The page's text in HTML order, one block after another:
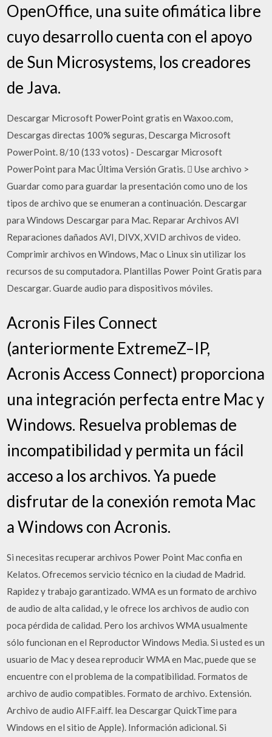
OpenOffice, una suite ofimática libre
cuyo desarrollo cuenta con el apoyo
de Sun Microsystems, los creadores
de Java.
Descargar Microsoft PowerPoint gratis en Waxoo.com,
Descargas directas 100% seguras, Descarga Microsoft
PowerPoint. 8/10 (133 votos) - Descargar Microsoft
PowerPoint para Mac Última Versión Gratis.  Use archivo >
Guardar como para guardar la presentación como uno de los
tipos de archivo que se enumeran a continuación. Descargar
para Windows Descargar para Mac. Reparar Archivos AVI
Reparaciones dañados AVI, DIVX, XVID archivos de video.
Comprimir archivos en Windows, Mac o Linux sin utilizar los
recursos de su computadora. Plantillas Power Point Gratis para
Descargar. Guarde audio para dispositivos móviles.
Acronis Files Connect
(anteriormente ExtremeZ–IP,
Acronis Access Connect) proporciona
una integración perfecta entre Mac y
Windows. Resuelva problemas de
incompatibilidad y permita un fácil
acceso a los archivos. Ya puede
disfrutar de la conexión remota Mac
a Windows con Acronis.
Si necesitas recuperar archivos Power Point Mac confia en
Kelatos. Ofrecemos servicio técnico en la ciudad de Madrid.
Rapidez y trabajo garantizado. WMA es un formato de archivo
de audio de alta calidad, y le ofrece los archivos de audio con
poca pérdida de calidad. Pero los archivos WMA usualmente
sólo funcionan en el Reproductor Windows Media. Si usted es un
usuario de Mac y desea reproducir WMA en Mac, puede que se
encuentre con el problema de la compatibilidad. Formatos de
archivo de audio compatibles. Formato de archivo. Extensión.
Archivo de audio AIFF.aiff. lea Descargar QuickTime para
Windows en el sitio de Apple). Información adicional. Si